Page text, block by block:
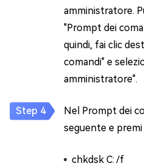
amministratore.
"Prompt dei
quindi, fai clic
comandi" e
amministratore".
Nel Prompt dei
seguente e premi
chkdsk C: /f